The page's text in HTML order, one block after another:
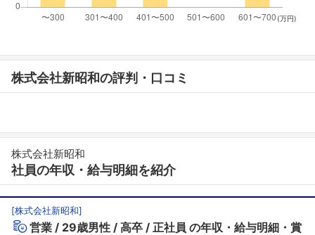
(万円)
株式会社新昭和の評判・口コミ
株式会社新昭和
社員の年収・給与明細を紹介
[株式会社新昭和]
営業 29歳男性 高卒 正社員 の年収・給与明細・賞